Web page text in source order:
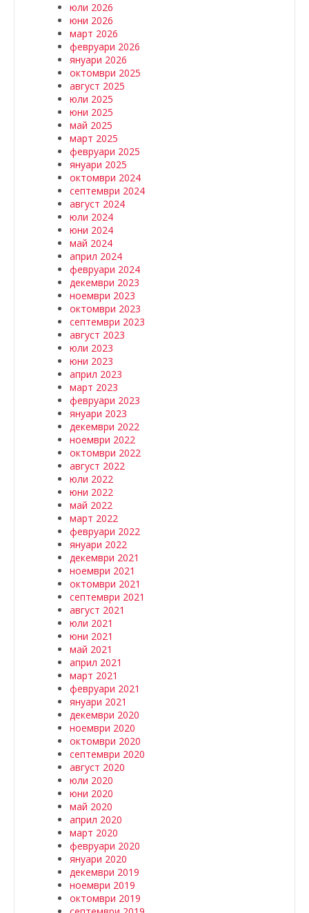
юли 2026
юни 2026
март 2026
февруари 2026
януари 2026
октомври 2025
август 2025
юли 2025
юни 2025
май 2025
март 2025
февруари 2025
януари 2025
октомври 2024
септември 2024
август 2024
юли 2024
юни 2024
май 2024
април 2024
февруари 2024
декември 2023
ноември 2023
октомври 2023
септември 2023
август 2023
юли 2023
юни 2023
април 2023
март 2023
февруари 2023
януари 2023
декември 2022
ноември 2022
октомври 2022
август 2022
юли 2022
юни 2022
май 2022
март 2022
февруари 2022
януари 2022
декември 2021
ноември 2021
октомври 2021
септември 2021
август 2021
юли 2021
юни 2021
май 2021
април 2021
март 2021
февруари 2021
януари 2021
декември 2020
ноември 2020
октомври 2020
септември 2020
август 2020
юли 2020
юни 2020
май 2020
април 2020
март 2020
февруари 2020
януари 2020
декември 2019
ноември 2019
октомври 2019